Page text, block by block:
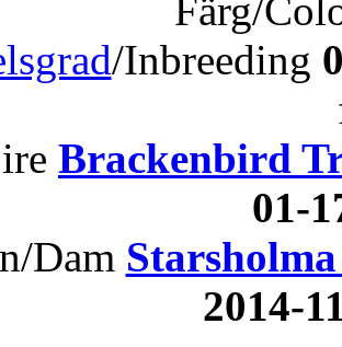
Färg/
/Inbreeding
Brackenbird
01-
Dam
2014-